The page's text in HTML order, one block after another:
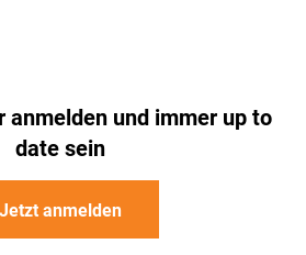
anmelden und immer up to
date sein
Jetzt anmelden